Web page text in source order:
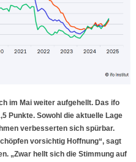
im Mai weiter aufgehellt. Das ifo
Punkte. Sowohl die aktuelle Lage
verbesserten sich spürbar.
vorsichtig Hoffnung“, sagt
„Zwar hellt sich die Stimmung auf